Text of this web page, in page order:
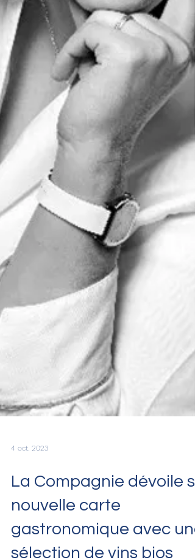
4 oct. 2023
La Compagnie dévoile
nouvelle carte